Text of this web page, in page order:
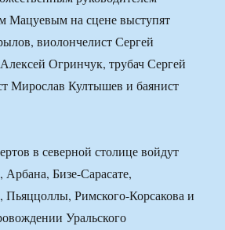
Мацуевым на сцене выступят
виолончелист Сергей
Огринчук, трубач Сергей
Мирослав Култышев и баянист
в северной столице войдут
Бизе-Сарасате,
Римского-Корсакова и
Уральского